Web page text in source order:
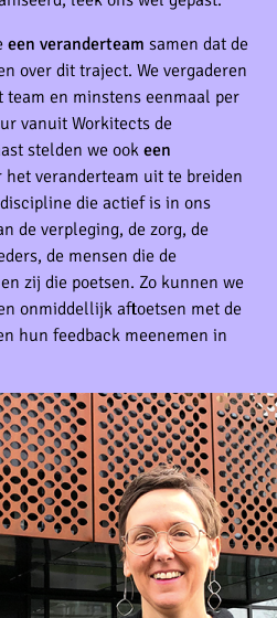
een veranderteam samen dat de
over dit traject. We vergaderen
team en minstens eenmaal per
vanuit Workitects de
stelden we ook een
het veranderteam uit te breiden
die actief is in ons
de verpleging, de zorg, de
de mensen die de
zij die poetsen. Zo kunnen we
onmiddellijk aftoetsen met de
hun feedback meenemen in